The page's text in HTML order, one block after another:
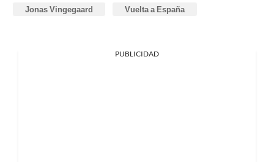
Jonas Vingegaard Vuelta a España
PUBLICIDAD